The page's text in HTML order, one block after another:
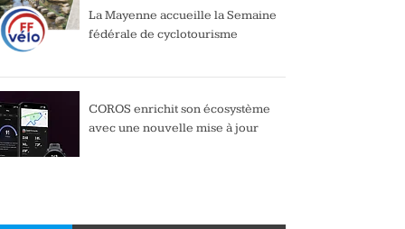
La Mayenne accueille la Semaine
fédérale de cyclotourisme
COROS enrichit son écosystème
avec une nouvelle mise à jour